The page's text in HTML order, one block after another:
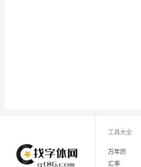
工具大全
万年历
汇率